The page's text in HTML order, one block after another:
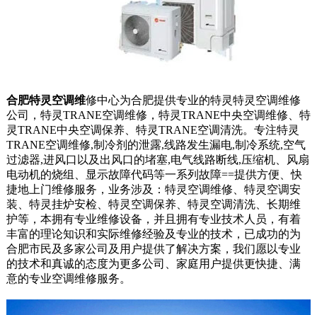
合肥特灵空调维修中心为合肥提供专业的特灵特灵空调维修
公司，特灵TRANE空调维修，特灵TRANE中央空调维修、特
灵TRANE中央空调保养、特灵TRANE空调清洗。专注特灵
TRANE空调维修,制冷剂的泄露,线路发生漏电,制冷系统,空气
过滤器,进风口以及出风口的堵塞,电气线路断线,压缩机、风扇
电动机的烧组、显示故障代码等一系列故障==提供方便、快
捷地上门维修服务，业务涉及：特灵空调维修、特灵空调安
装、特灵挂炉安检、特灵空调保养、特灵空调清洗、长期维
护等，本拥有专业维修设备，并且拥有专业技术人员，有着
丰富的理论知识和实际维修经验及专业的技术，已成功的为
合肥市民及多家公司及用户提供了解决方案，我们愿以专业
的技术和真诚的态度为更多公司、家庭用户提供更快捷、满
意的专业空调维修服务。